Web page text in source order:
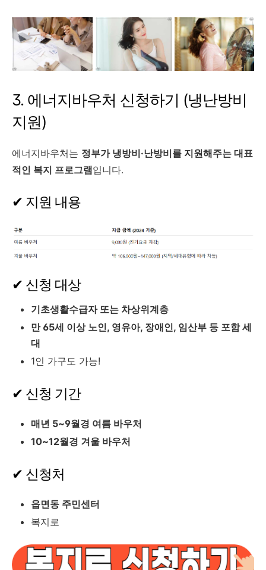
3. 에너지바우처 신청하기 (냉난방비
지원)
에너지바우처는 정부가 냉방비·난방비를 지원해주는 대표
적인 복지 프로그램입니다.
✔ 지원 내용
✔ 신청 대상
기초생활수급자 또는 차상위계층
만 65세 이상 노인, 영유아, 장애인, 임산부 등 포함 세
대
1인 가구도 가능!
✔ 신청 기간
매년 5~9월경 여름 바우처
10~12월경 겨울 바우처
✔ 신청처
읍면동 주민센터
복지로